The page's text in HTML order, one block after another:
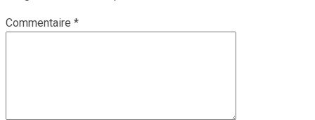
Commentaire *